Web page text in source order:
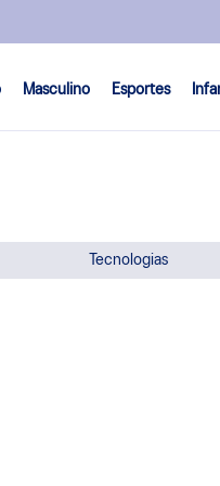
Masculino Esportes
Tecnologias